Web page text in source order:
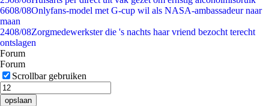
6608/08Onlyfans-model met G-cup wil als NASA-ambassadeur naar
maan
2408/08Zorgmedewerkster die 's nachts haar vriend bezocht terecht
ontslagen
Forum
Forum
Scrollbar gebruiken
opslaan